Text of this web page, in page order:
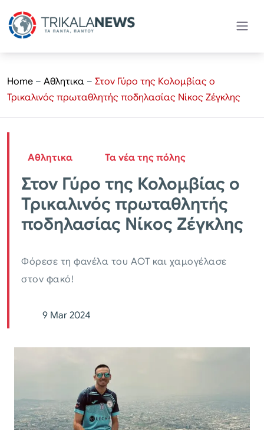
Home – Αθλητικα – Στον Γύρο της Κολομβίας ο
Τρικαλινός πρωταθλητής ποδηλασίας Νίκος Ζέγκλης
Αθλητικα Τα νέα της πόλης
Στον Γύρο της Κολομβίας ο
Τρικαλινός πρωταθλητής
ποδηλασίας Νίκος Ζέγκλης
Φόρεσε τη φανέλα του ΑΟΤ και χαμογέλασε
στον φακό!
9 Mar 2024